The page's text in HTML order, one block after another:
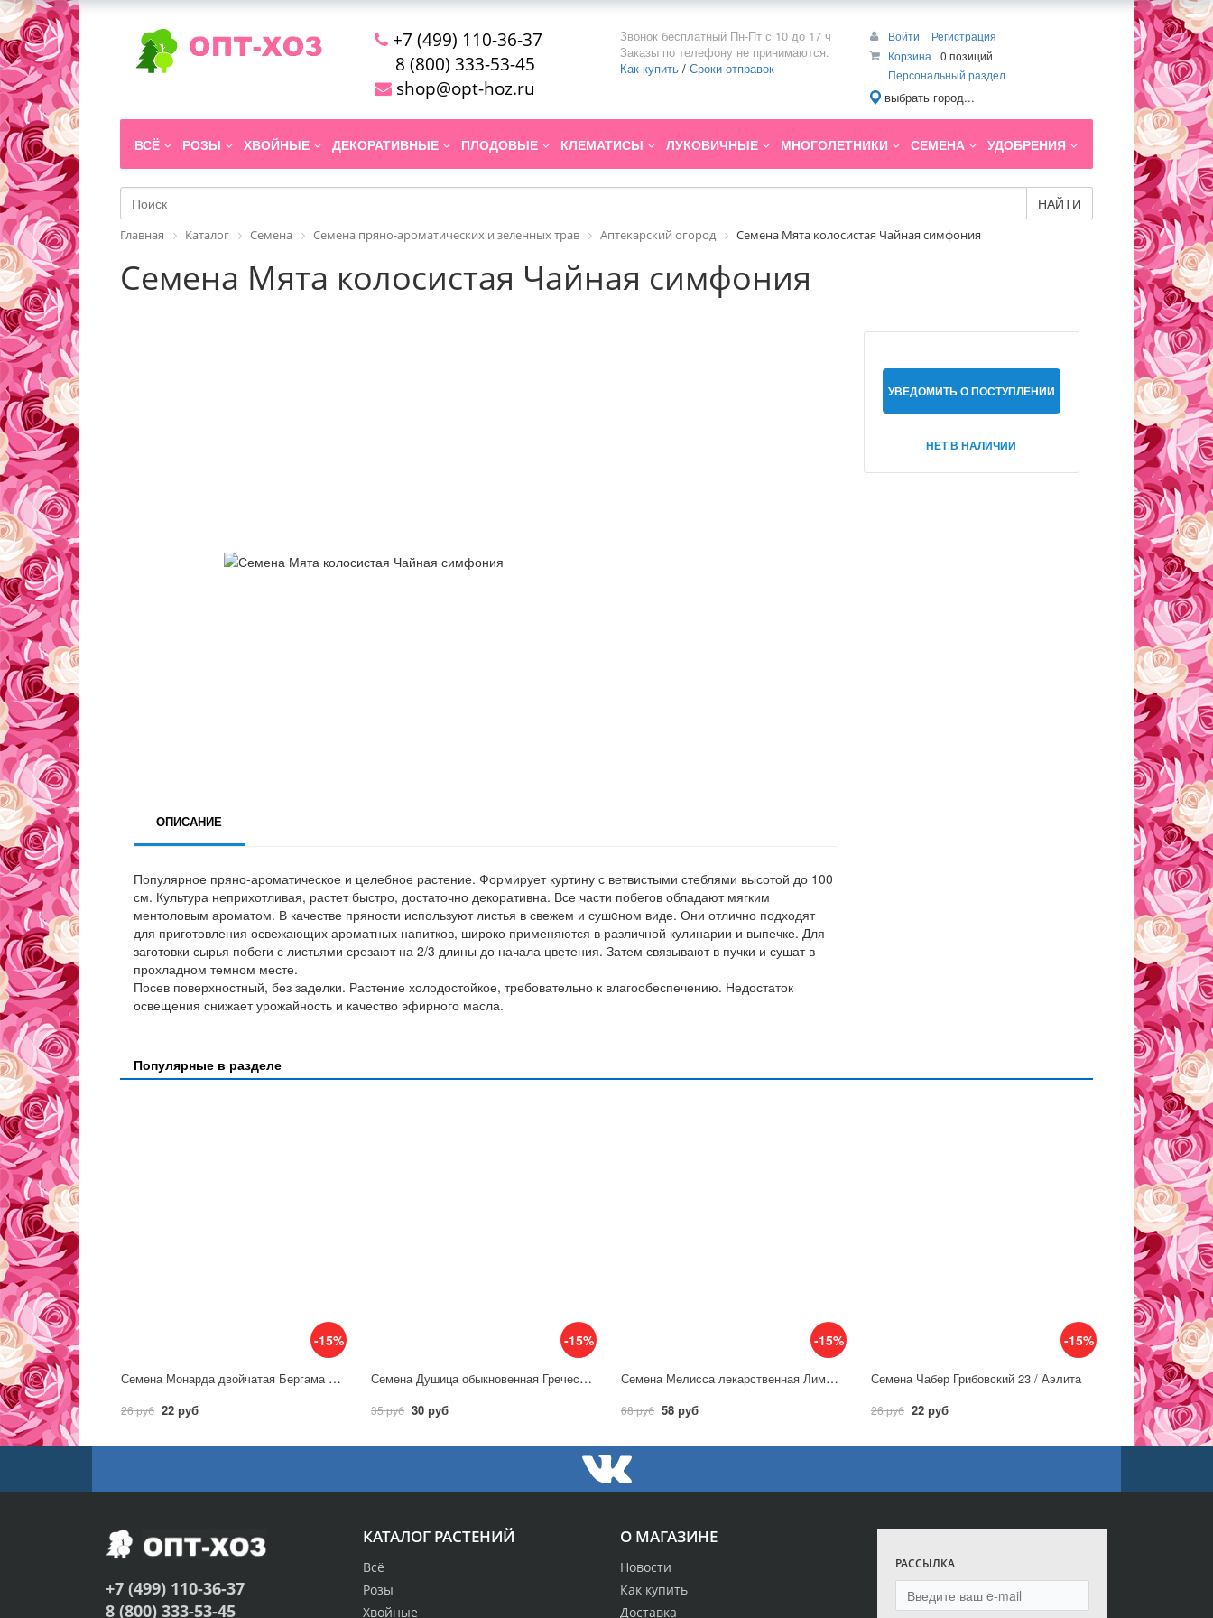
+7 (499) 110-36-37
8 (800) 333-53-45
shop@opt-hoz.ru
Звонок бесплатный Пн-Пт с 10 до 17 ч
Заказы по телефону не принимаются.
Как купить / Сроки отправок
Войти
Регистрация
Корзина
0 позиций
Персональный раздел
выбрать город...
ВСЁ РОЗЫ ХВОЙНЫЕ ДЕКОРАТИВНЫЕ ПЛОДОВЫЕ КЛЕМАТИСЫ ЛУКОВИЧНЫЕ МНОГОЛЕТНИКИ СЕМЕНА УДОБРЕНИЯ
НАЙТИ
Главная Каталог Семена Семена пряно-ароматических и зеленных трав Аптекарский огород Семена Мята колосистая Чайная симфония
Семена Мята колосистая Чайная симфония
УВЕДОМИТЬ О ПОСТУПЛЕНИИ
НЕТ В НАЛИЧИИ
ОПИСАНИЕ
Популярное пряно-ароматическое и целебное растение. Формирует куртину с ветвистыми стеблями высотой до 100
см. Культура неприхотливая, растет быстро, достаточно декоративна. Все части побегов обладают мягким
ментоловым ароматом. В качестве пряности используют листья в свежем и сушeном виде. Они отлично подходят
для приготовления освежающих ароматных напитков, широко применяются в различной кулинарии и выпечке. Для
заготовки сырья побеги с листьями срезают на 2/3 длины до начала цветения. Затем связывают в пучки и сушат в
прохладном темном месте.
Посев поверхностный, без заделки. Растение холодостойкое, требовательно к влагообеспечению. Недостаток
освещения снижает урожайность и качество эфирного масла.
Популярные в разделе
-15%
Семена Монарда двойчатая Бергама 0,05г / Гавриш
26 руб 22 руб
-15%
Семена Душица обыкновенная Греческий орегано / Аэлита
35 руб 30 руб
-15%
Семена Мелисса лекарственная Лимончелло / Аэлита
68 руб 58 руб
-15%
Семена Чабер Грибовский 23 / Аэлита
26 руб 22 руб
О МАГАЗИНЕ
Новости
Как купить
Доставка
КАТАЛОГ РАСТЕНИЙ
Всё
Розы
Хвойные
РАССЫЛКА
+7 (499) 110-36-37
8 (800) 333-53-45